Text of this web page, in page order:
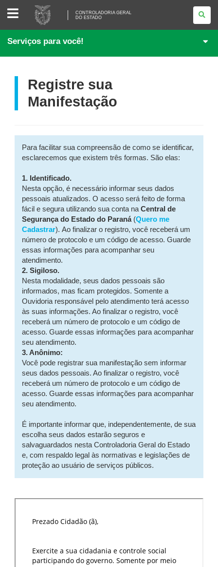
CONTROLADORIA
GERAL
DO
ESTADO
CONTROLADORIA GERAL
DO ESTADO
Serviços para você!
Registre sua
Manifestação
Para facilitar sua compreensão de como se identificar,
esclarecemos que existem três formas. São elas:
1. Identificado.
Nesta opção, é necessário informar seus dados
pessoais atualizados. O acesso será feito de forma
fácil e segura utilizando sua conta na Central de
Segurança do Estado do Paraná(Quero me
Cadastrar). Ao finalizar o registro, você receberá um
número de protocolo e um código de acesso. Guarde
essas informações para acompanhar seu
atendimento.
2. Sigiloso.
Nesta modalidade, seus dados pessoais são
informados, mas ficam protegidos. Somente a
Ouvidoria responsável pelo atendimento terá acesso
às suas informações. Ao finalizar o registro, você
receberá um número de protocolo e um código de
acesso. Guarde essas informações para acompanhar
seu atendimento.
3. Anônimo:
Você pode registrar sua manifestação sem informar
seus dados pessoais. Ao finalizar o registro, você
receberá um número de protocolo e um código de
acesso. Guarde essas informações para acompanhar
seu atendimento.
É importante informar que, independentemente, de sua
escolha seus dados estarão seguros e
salvaguardados nesta Controladoria Geral do Estado
e, com respaldo legal às normativas e legislações de
proteção ao usuário de serviços públicos.